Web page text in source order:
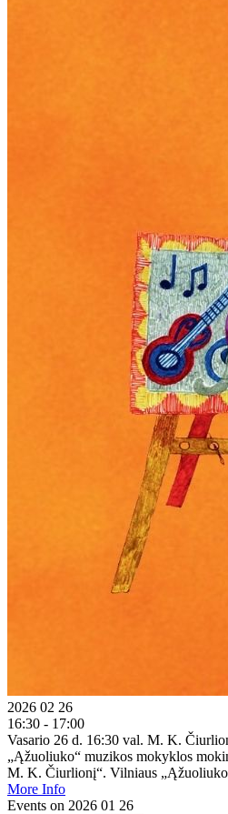
2026 02 26
16:30 - 17:00
Vasario 26 d. 16:30 val. M. K.
„Ąžuoliuko“ muzikos mokyklos
M. K. Čiurlionį“. Vilniaus
More Info
Events on 2026 01 26